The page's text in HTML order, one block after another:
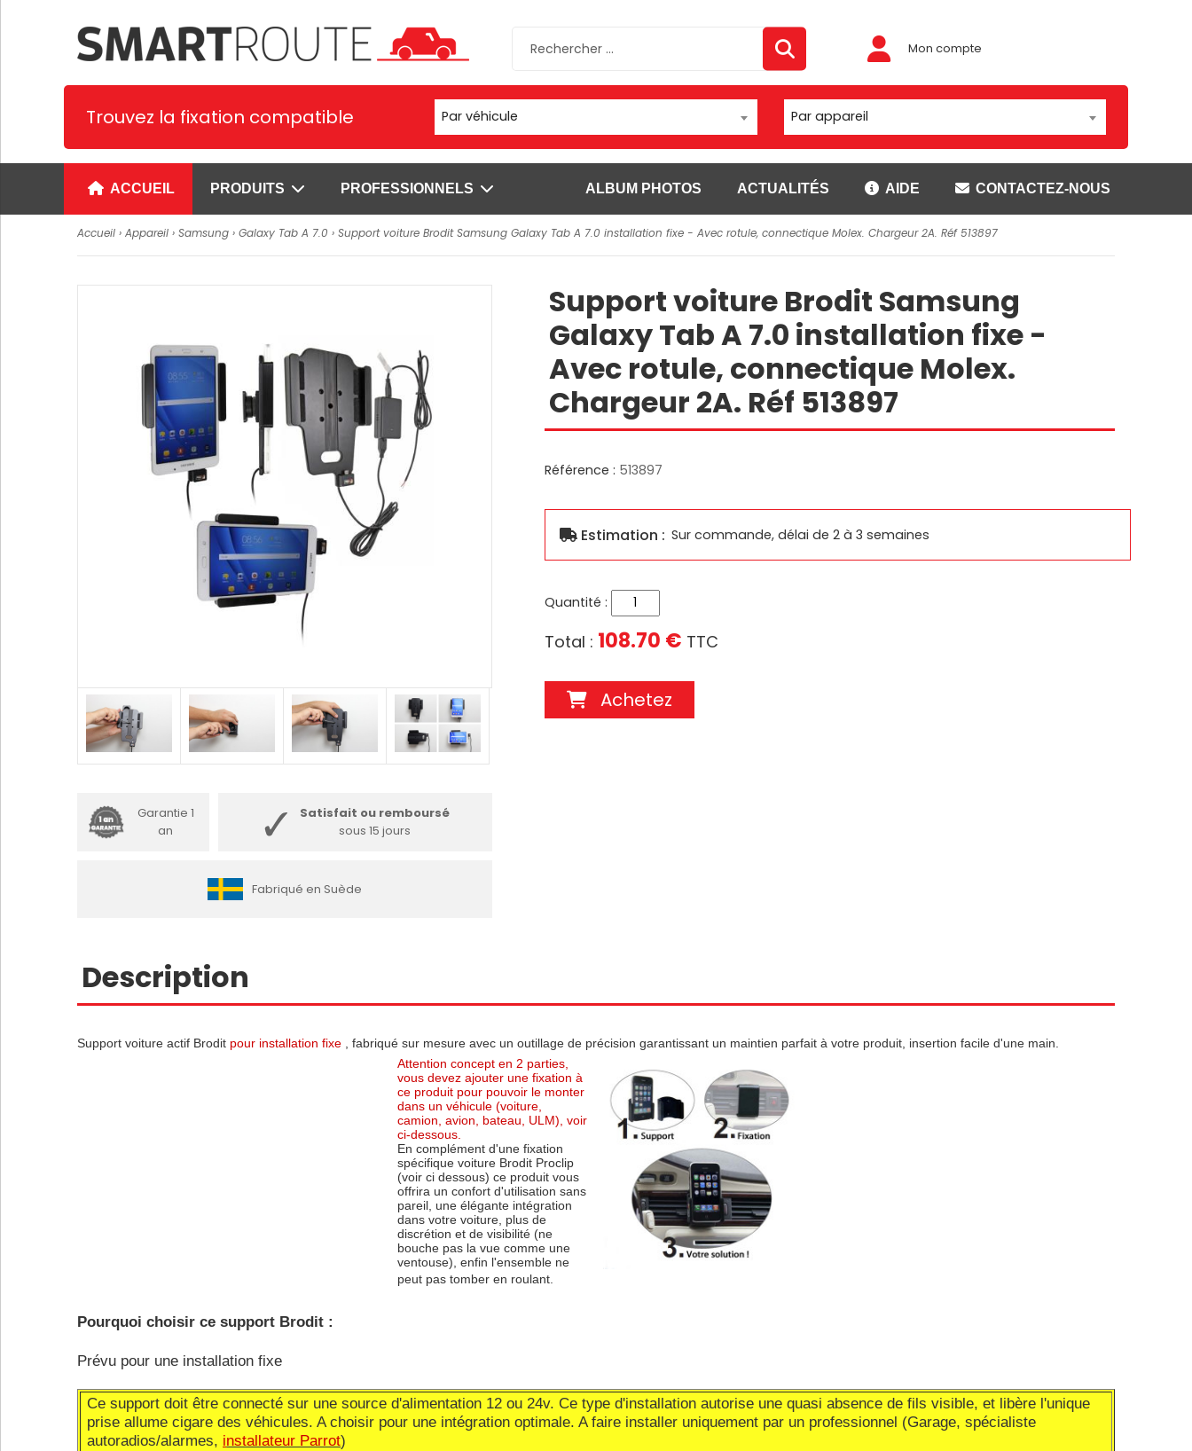
Mon compte
Trouvez la fixation compatible Par véhicule Par appareil
ACCUEIL PRODUITS
Supports spécifiques
1. Supports Smartphone et PDA
Voir plus
Supports universels
Supports universels Brodit pour
smartphones
Supports universels Brodit pour
tablettes
Voir plus
Autres supports
Appareil photo/caméra
Fixation bateau
Fixations
Fixations chariot
Fixations tubes
Adaptateur/rotules
Montage Carcomm
Montage Richter
Rotules
Alimentation / Chargeur
Adaptateurs allume-cigare
Batteries externes
Divers
Bases pour ventouses
Coque / Etui / Housse
Accessoires GPS
Voir plus
Réparation supports Brodit
Réparation supports Logic
Instrument
PROFESSIONNELS
SUPPORTS CYPHERLAB SUPPORTS DATALOGIC SUPPORTS DOUCHETTE ET SCANNER SUPPORTS GETAC
SUPPORTS HONEYWELL
SUPPORTS ZEBRA CHRONOPOST
TRANSFORMATEURS ÉLECTRIQUES
ALBUM PHOTOS ACTUALITÉS AIDE CONTACTEZ-NOUS
Accueil › Appareil › Samsung › Galaxy Tab A 7.0 › Support voiture Brodit Samsung Galaxy Tab A 7.0 installation fixe - Avec rotule, connectique Molex. Chargeur 2A. Réf 513897
Garantie 1
an
Satisfait ou remboursé
sous 15 jours
Fabriqué en Suède
Support voiture Brodit Samsung
Galaxy Tab A 7.0 installation fixe -
Avec rotule, connectique Molex.
Chargeur 2A. Réf 513897
Référence : 513897
Estimation : Sur commande, délai de 2 à 3 semaines
Quantité :
Total : 108.70 € TTC
Achetez
Description
Support voiture actif Brodit pour installation fixe , fabriqué sur mesure avec un outillage de précision garantissant un maintien parfait à votre produit, insertion facile d'une main.
Attention concept en 2 parties,
vous devez ajouter une fixation à
ce produit pour pouvoir le monter
dans un véhicule (voiture,
camion, avion, bateau, ULM), voir
ci-dessous.
En complément d'une fixation
spécifique voiture Brodit Proclip
(voir ci dessous) ce produit vous
offrira un confort d'utilisation sans
pareil, une élégante intégration
dans votre voiture, plus de
discrétion et de visibilité (ne
bouche pas la vue comme une
ventouse), enfin l'ensemble ne
peut pas tomber en roulant.
Pourquoi choisir ce support Brodit :
Prévu pour une installation fixe
Ce support doit être connecté sur une source d'alimentation 12 ou 24v. Ce type d'installation autorise une quasi absence de fils visible, et libère l'unique
prise allume cigare des véhicules. A choisir pour une intégration optimale. A faire installer uniquement par un professionnel (Garage, spécialiste
autoradios/alarmes, installateur Parrot)